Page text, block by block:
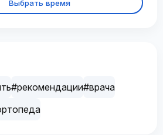
Выбрать время
#рекомендации#врача